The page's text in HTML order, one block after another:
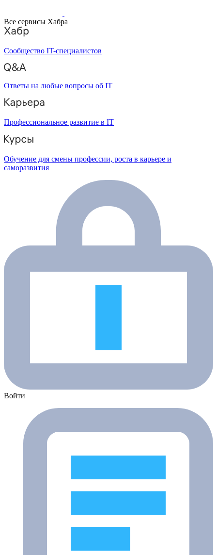
Все сервисы Хабра
Сообщество IT-специалистов
Ответы на любые вопросы об IT
Профессиональное развитие в IT
Обучение для смены профессии, роста в карьере и
саморазвития
Войти